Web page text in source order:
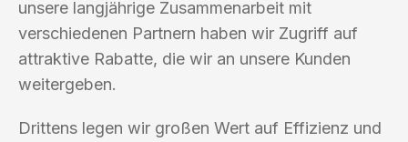
unsere langjährige Zusammenarbeit mit
verschiedenen Partnern haben wir Zugriff auf
attraktive Rabatte, die wir an unsere Kunden
weitergeben.
Drittens legen wir großen Wert auf Effizienz und